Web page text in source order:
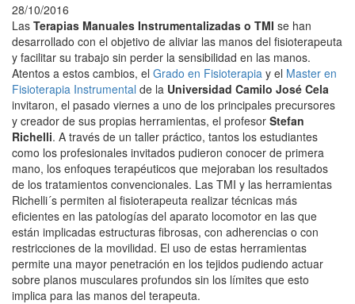
28/10/2016
Las Terapias Manuales Instrumentalizadas o TMI se han
desarrollado con el objetivo de aliviar las manos del fisioterapeuta
y facilitar su trabajo sin perder la sensibilidad en las manos.
Atentos a estos cambios, el Grado en Fisioterapia y el Master en
Fisioterapia Instrumental de la Universidad Camilo José Cela
invitaron, el pasado viernes a uno de los principales precursores
y creador de sus propias herramientas, el profesor Stefan
Richelli. A través de un taller práctico, tantos los estudiantes
como los profesionales invitados pudieron conocer de primera
mano, los enfoques terapéuticos que mejoraban los resultados
de los tratamientos convencionales. Las TMI y las herramientas
Richelli´s permiten al fisioterapeuta realizar técnicas más
eficientes en las patologías del aparato locomotor en las que
están implicadas estructuras fibrosas, con adherencias o con
restricciones de la movilidad. El uso de estas herramientas
permite una mayor penetración en los tejidos pudiendo actuar
sobre planos musculares profundos sin los límites que esto
implica para las manos del terapeuta.